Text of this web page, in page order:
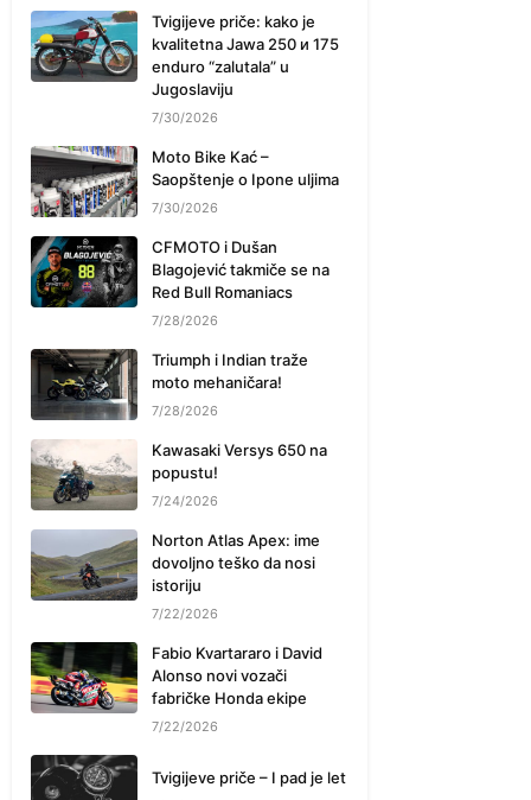
Tvigijeve priče: kako je
kvalitetna Jawa 250 и 175
enduro “zalutala” u
Jugoslaviju
7/30/2026
Moto Bike Kać –
Saopštenje o Ipone uljima
7/30/2026
CFMOTO i Dušan
Blagojević takmiče se na
Red Bull Romaniacs
7/28/2026
Triumph i Indian traže
moto mehaničara!
7/28/2026
Kawasaki Versys 650 na
popustu!
7/24/2026
Norton Atlas Apex: ime
dovoljno teško da nosi
istoriju
7/22/2026
Fabio Kvartararo i David
Alonso novi vozači
fabričke Honda ekipe
7/22/2026
Tvigijeve priče – I pad je let